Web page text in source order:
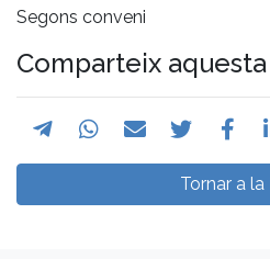
Segons conveni
Comparteix
Tornar a